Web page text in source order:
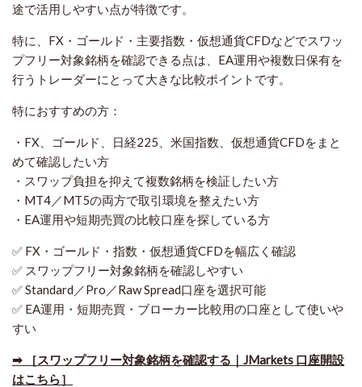
途で活用しやすい点が特徴です。
特に、FX・ゴールド・主要指数・仮想通貨CFDなどでスワッ
プフリー対象銘柄を確認できる点は、EA運用や複数日保有を
行うトレーダーにとって大きな比較ポイントです。
特におすすめの方：
・FX、ゴールド、日経225、米国指数、仮想通貨CFDをまと
めて確認したい方
・スワップ負担を抑えて複数銘柄を検証したい方
・MT4／MT5の両方で取引環境を整えたい方
・EA運用や短期売買の比較口座を探している方
✅ FX・ゴールド・指数・仮想通貨CFDを幅広く確認
✅ スワップフリー対象銘柄を確認しやすい
✅ Standard／Pro／Raw Spread口座を選択可能
✅ EA運用・短期売買・ブローカー比較用の口座として使いや
すい
➡ ［スワップフリー対象銘柄を確認する｜JMarkets 口座開設
はこちら］